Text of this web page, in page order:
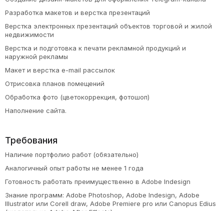
Разработка макетов и верстка презентаций
Верстка электронных презентаций объектов торговой и жилой
недвижимости
Верстка и подготовка к печати рекламной продукций и
наружной рекламы
Макет и верстка e-mail рассылок
Отрисовка планов помещений
Обработка фото (цветокоррекция, фотошоп)
Наполнение сайта.
Требования
Наличие портфолио работ (обязательно)
Аналогичный опыт работы не менее 1 года
Готовность работать преимущественно в Аdobe Indesign
Знание программ: Аdobe Photoshop, Аdobe Indesign, Adobe
Illustrator или Corell draw, Adobe Premiere pro или Canopus Edius